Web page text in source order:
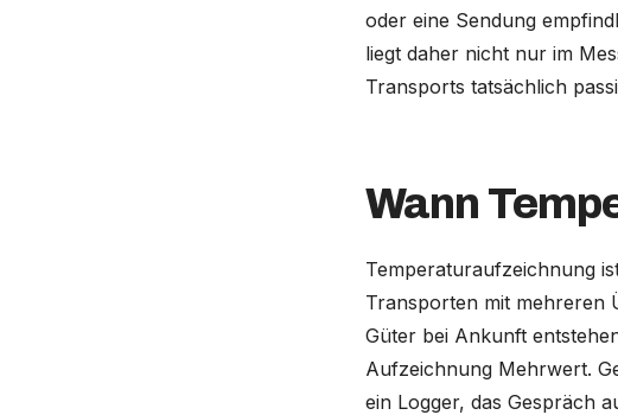
oder eine Sendung
liegt daher nicht nur im
Transports tatsächlich
Wann
Temperaturaufzeichnung
Transporten mit mehreren
Güter bei Ankunft
Aufzeichnung Mehrwert.
ein Logger, das Gespräch